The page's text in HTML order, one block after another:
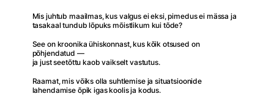
Mis juhtub maailmas, kus valgus ei eksi, pimedus ei mässa ja
tasakaal tundub lõpuks mõistlikum kui tõde?
See on kroonika ühiskonnast, kus kõik otsused on
põhjendatud —
ja just seetõttu kaob vaikselt vastutus.
Raamat, mis võiks olla suhtlemise ja situatsioonide
lahendamise õpik igas koolis ja kodus.